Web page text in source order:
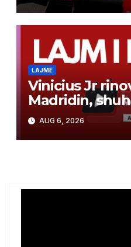
NË FITIME
LAJME
Vinicius Jr
Madridin,
Arsenalit për
brazilianit
AUG 6, 2026